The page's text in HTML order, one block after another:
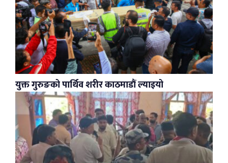
युक्त गुरुङको पार्थिव शरीर काठमाडौं ल्याइयो